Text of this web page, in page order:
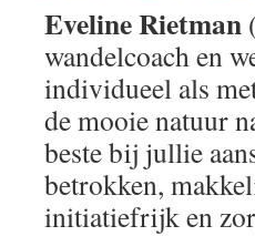
Eveline Rietman
wandelcoach en
individueel als
de mooie natuur
beste bij jullie
betrokken,
initiatiefrijk en